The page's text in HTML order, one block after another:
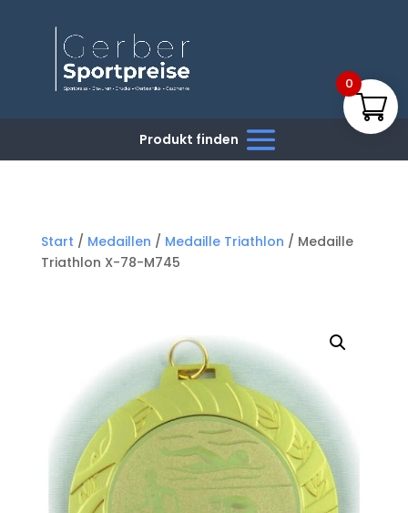
Start / Medaillen / Medaille Triathlon / Medaille
Triathlon X-78-M745
0